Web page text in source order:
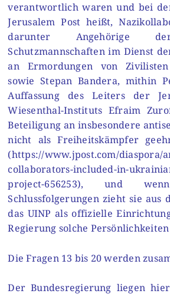
verantwortlich waren und bei
Jerusalem Post heißt,
darunter Angehörige
Schutzmannschaften im Dienst
an Ermordungen von
sowie Stepan Bandera, mithin
Auffassung des Leiters der
Wiesenthal-Instituts Efraim
Beteiligung an insbesondere
nicht als Freiheitskämpfer
(https://www.jpost.com/diaspora/
collaborators-included-in-
project-656253), und
Schlussfolgerungen zieht sie aus
das UINP als offizielle
Regierung solche
Die Fragen 13 bis 20 werden
Der Bundesregierung liegen